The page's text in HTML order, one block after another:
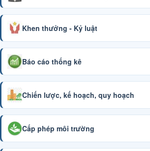
Khen thưởng - Kỷ luật
Báo cáo thống kê
Chiến lược, kế hoạch, quy hoạch
Cấp phép môi trường